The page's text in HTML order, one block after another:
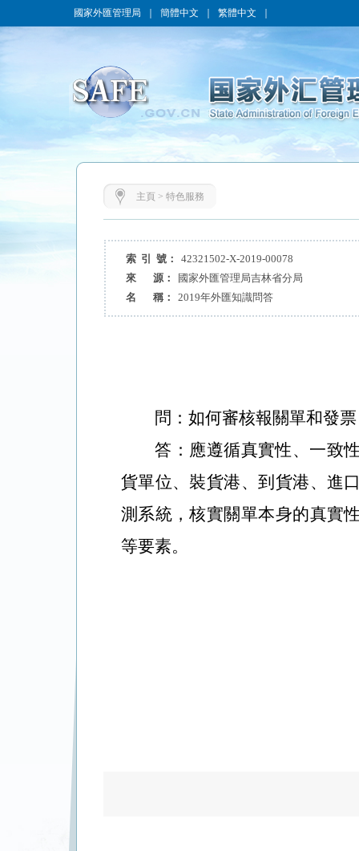
國家外匯管理局 簡體中文 繁體中文
主頁 > 特色服務
索 引 號：
42321502-X-2019-00078
來 源：
國家外匯管理局吉林省分局
名 稱：
2019年外匯知識問答
問：如何審核報關單和發
答：應遵循真實性、一致
貨單位、裝貨港、到貨港、進
測系統，核實關單本身的真實
等要素。